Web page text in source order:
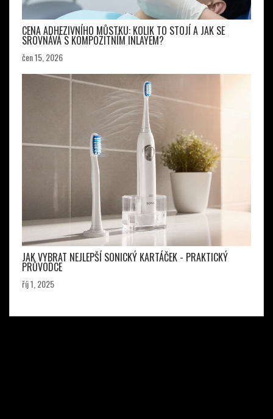
CENA ADHEZIVNÍHO MŮSTKU: KOLIK TO STOJÍ A JAK SE
SROVNÁVÁ S KOMPOZITNÍM INLAYEM?
čen 15, 2026
JAK VYBRAT NEJLEPŠÍ SONICKÝ KARTÁČEK - PRAKTICKÝ
PRŮVODCE
říj 1, 2025